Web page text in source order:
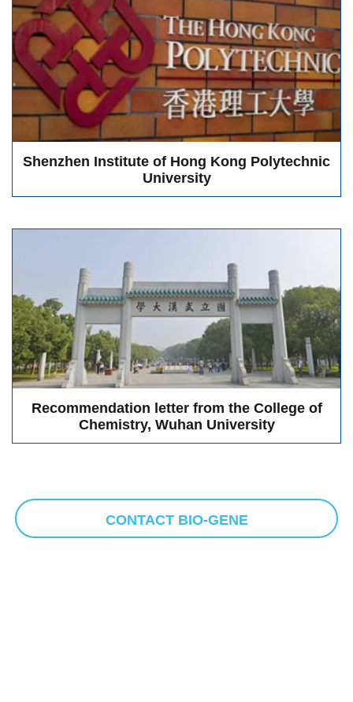
Shenzhen Institute of Hong Kong Polytechnic
University
Recommendation letter from the College of
Chemistry, Wuhan University
CONTACT BIO-GENE